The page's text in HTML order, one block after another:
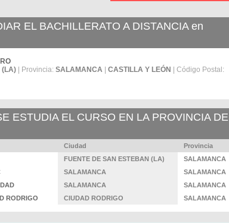
EL BACHILLERATO A DISTANCIA en
(LA) | Provincia: SALAMANCA CASTILLA Y LEÓN
| Código Postal:
ESTUDIA EL CURSO EN LA PROVINCIA DE
Ciudad
Provincia
FUENTE DE SAN ESTEBAN (LA)
SALAMANCA
SALAMANCA
SALAMANCA
SALAMANCA
SALAMANCA
RODRIGO
CIUDAD RODRIGO SALAMANCA